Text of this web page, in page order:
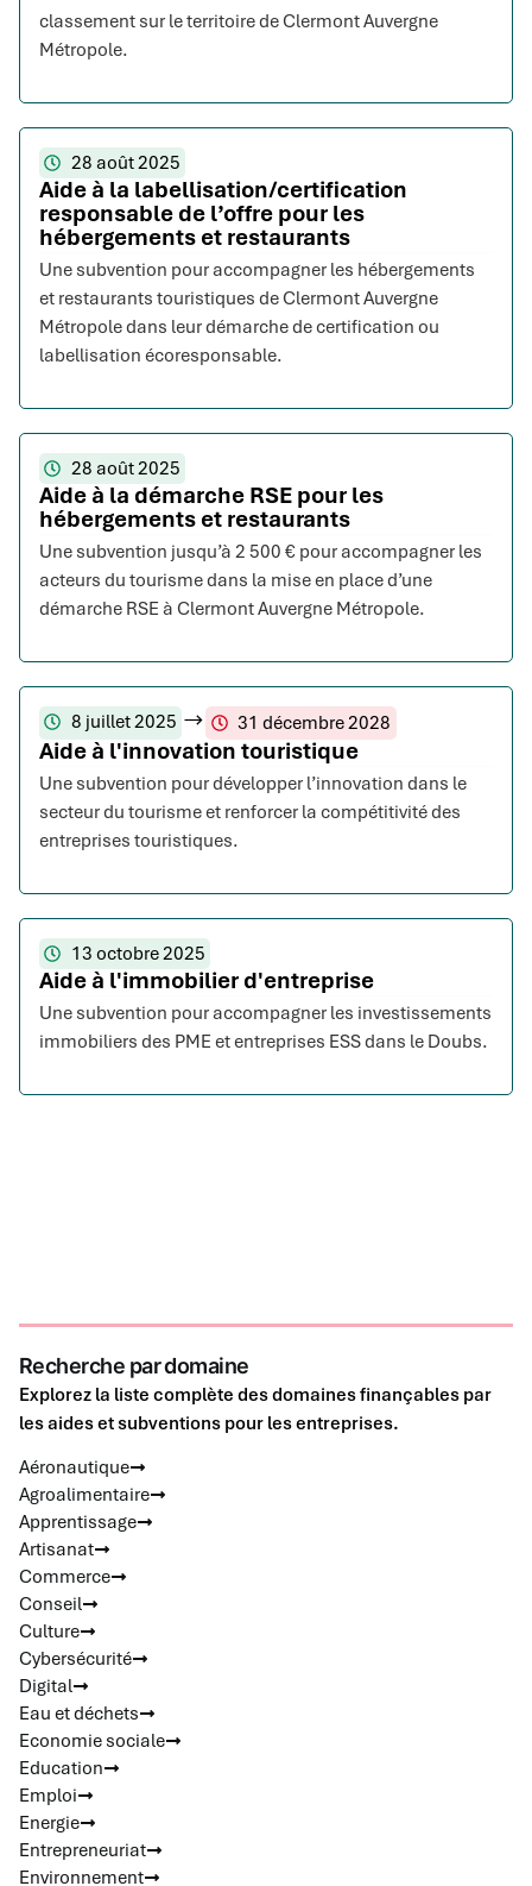
classement sur le territoire de Clermont Auvergne
Métropole.
28 août 2025
Aide à la labellisation/certification
responsable de l’offre pour les
hébergements et restaurants
Une subvention pour accompagner les hébergements
et restaurants touristiques de Clermont Auvergne
Métropole dans leur démarche de certification ou
labellisation écoresponsable.
28 août 2025
Aide à la démarche RSE pour les
hébergements et restaurants
Une subvention jusqu’à 2 500 € pour accompagner les
acteurs du tourisme dans la mise en place d’une
démarche RSE à Clermont Auvergne Métropole.
8 juillet 2025 31 décembre 2028
Aide à l'innovation touristique
Une subvention pour développer l’innovation dans le
secteur du tourisme et renforcer la compétitivité des
entreprises touristiques.
13 octobre 2025
Aide à l'immobilier d'entreprise
Une subvention pour accompagner les investissements
immobiliers des PME et entreprises ESS dans le Doubs.
Recherche par domaine
Explorez la liste complète des domaines finançables par
les aides et subventions pour les entreprises.
Aéronautique
Agroalimentaire
Apprentissage
Artisanat
Commerce
Conseil
Culture
Cybersécurité
Digital
Eau et déchets
Economie sociale
Education
Emploi
Energie
Entrepreneuriat
Environnement